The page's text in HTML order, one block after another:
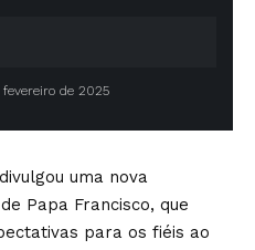
de 2025
uma nova
Papa Francisco, que
para os fiéis ao